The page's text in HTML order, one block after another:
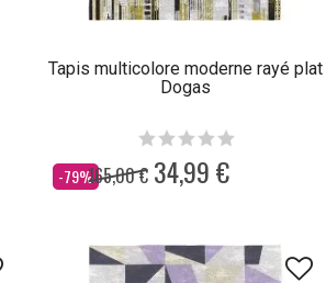
Tapis multicolore moderne rayé plat
Dogas
-79%
Dès 165,00 € 34,99 €